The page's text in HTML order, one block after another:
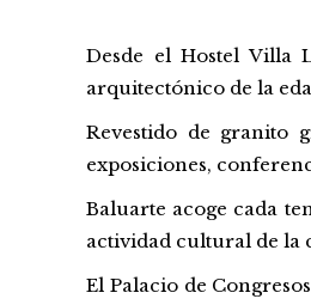
Desde el Hostel Villa
arquitectónico de la
Revestido de granito
exposiciones,
Baluarte acoge cada
actividad cultural de la
El Palaciode